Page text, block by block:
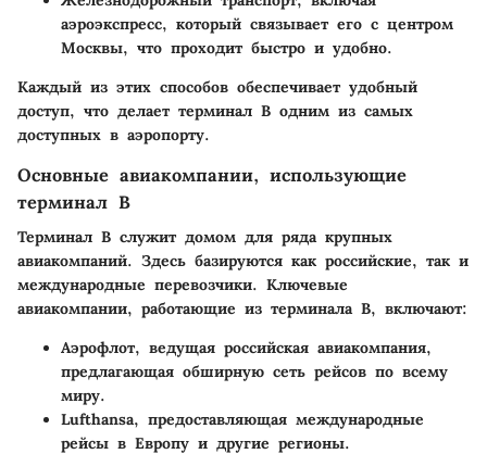
аэроэкспресс, который связывает его с центром
Москвы, что проходит быстро и удобно.
Каждый из этих способов обеспечивает удобный
доступ, что делает терминал B одним из самых
доступных в аэропорту.
Основные авиакомпании, использующие
терминал B
Терминал B служит домом для ряда крупных
авиакомпаний. Здесь базируются как российские, так и
международные перевозчики. Ключевые
авиакомпании, работающие из терминала B, включают:
Аэрофлот, ведущая российская авиакомпания,
предлагающая обширную сеть рейсов по всему
миру.
Lufthansa, предоставляющая международные
рейсы в Европу и другие регионы.